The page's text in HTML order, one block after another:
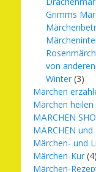
Grimms
von
Winter (3)
Märchen
Märchen heilen
MÄRCHEN
MÄRCHEN und
Märchen- und
Märchen-Kur (4)
Märchen-